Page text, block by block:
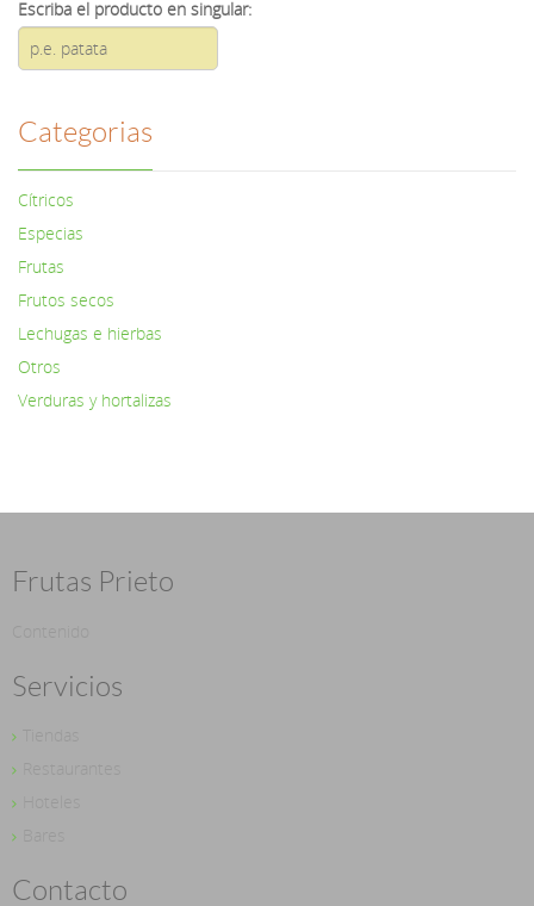
Escriba el producto en singular:
Categorias
Cítricos
Especias
Frutas
Frutos secos
Lechugas e hierbas
Otros
Verduras y hortalizas
Frutas Prieto
Servicios
Contacto